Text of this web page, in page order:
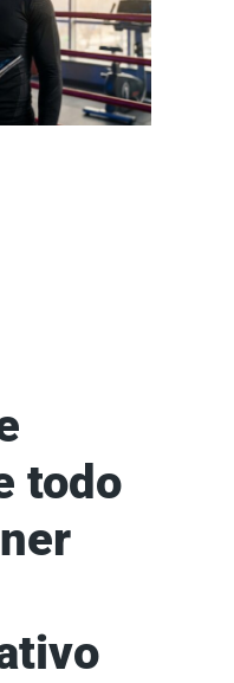
todo